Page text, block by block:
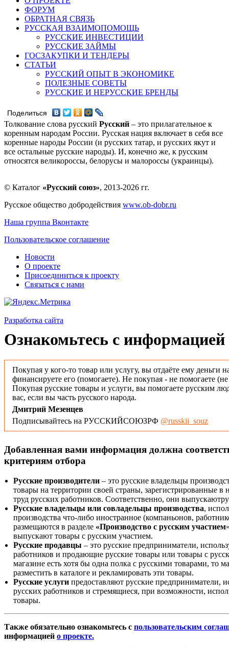
ФОРУМ
ОБРАТНАЯ СВЯЗЬ
РУССКАЯ ВЗАИМОПОМОЩЬ
РУССКИЕ ИНВЕСТИЦИИ
РУССКИЕ ЗАЙМЫ
ГОСЗАКУПКИ И ТЕНДЕРЫ
СТАТЬИ
РУССКИЙ ОПЫТ В ЭКОНОМИКЕ
ПОЛЕЗНЫЕ СОВЕТЫ
РУССКИЕ И НЕРУССКИЕ БРЕНДЫ
Поделиться
Толкование слова русский Русский – это прилагательное к
коренным народам России. Русская нация включает в себя все
коренные народы России (и русских татар, и русских якут и
все остальные русские народы). И, конечно же, к русским
относятся великороссы, белорусы и малороссы (украинцы).
© Каталог «Русский союз», 2013-2026 гг.
Русское общество добродействия www.ob-dobr.ru
Наша группа Вконтакте
Пользовательское соглашение
Новости
О проекте
Присоединиться к проекту
Связаться с нами
Разработка сайта
Ознакомьтесь с информацией
Покупая у кого-то товар или услугу, вы отдаёте ему деньги
финансируете его (помогаете). Не покупая - не помогаете
Покупая русские товары и услуги, вы помогаете русским
вас, если вы часть русского народа.
Дмитрий Мезенцев
Подписывайтесь на РУССКИЙСОЮЗРФ @russkii_souz
Добавленная вами информация должна
критериям отбора
Русские производители – это русские владельцы
товары на территории своей страны, зарегистрированные
труд русских работников. Соответственно, они
Русские владельцы или совладельцы производства,
производства что-либо иностранное (компаньонов,
размещаются в разделе «Производство с русским участием
выпускают товары с русским участием.
Русские продавцы – это русские предприниматели,
работников и продающие русские товары или товары с
магазине есть хотя бы одна полка с русскими товарами, то
разместить в каталоге и рекламировать эти товары.
Русские услуги предоставляют русские предприниматели,
русских работников и стремящиеся, при возможности,
товары.
Также обязательно ознакомьтесь с пользовательским
информацией о проекте.